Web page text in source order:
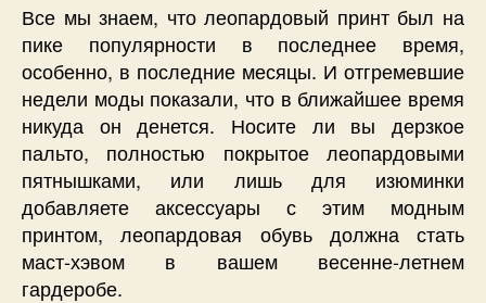
Все мы знаем, что леопардовый принт был на
пике популярности в последнее время,
особенно, в последние месяцы. И отгремевшие
недели моды показали, что в ближайшее время
никуда он денется. Носите ли вы дерзкое
пальто, полностью покрытое леопардовыми
пятнышками, или лишь для изюминки
добавляете аксессуары с этим модным
принтом, леопардовая обувь должна стать
маст-хэвом в вашем весенне-летнем
гардеробе.